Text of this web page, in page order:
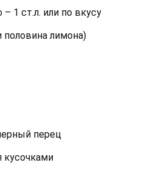
1 ст.л. или по вкусу
лимона)
перец
кусочками